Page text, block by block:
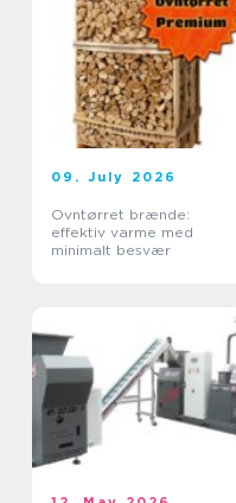
09. July 2026
Ovntørret brænde:
effektiv varme med
minimalt besvær